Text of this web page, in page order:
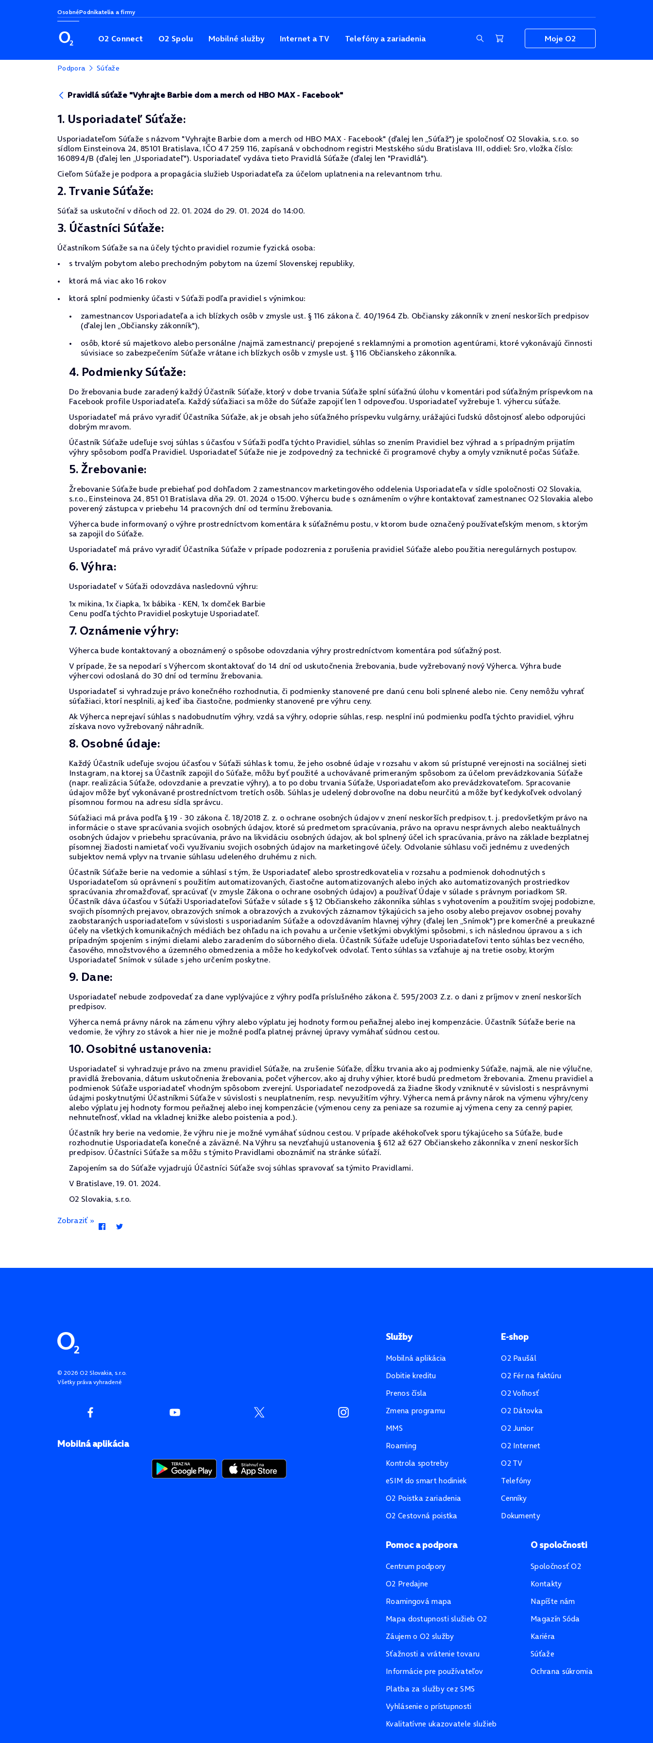
OsobnéPodnikatelia a firmy
O2 Connect O2 Spolu Mobilné služby Internet a TV Telefóny a zariadenia Moje O2
Podpora Súťaže
Pravidlá súťaže "Vyhrajte Barbie dom a merch od HBO MAX - Facebook"
1. Usporiadateľ Súťaže:
Usporiadateľom Súťaže s názvom "Vyhrajte Barbie dom a merch od HBO MAX - Facebook" (ďalej len „Súťaž") je spoločnosť O2 Slovakia, s.r.o. so
sídlom Einsteinova 24, 85101 Bratislava, IČO 47 259 116, zapísaná v obchodnom registri Mestského súdu Bratislava III, oddiel: Sro, vložka číslo:
160894/B (ďalej len „Usporiadateľ"). Usporiadateľ vydáva tieto Pravidlá Súťaže (ďalej len "Pravidlá").
Cieľom Súťaže je podpora a propagácia služieb Usporiadateľa za účelom uplatnenia na relevantnom trhu.
2. Trvanie Súťaže:
Súťaž sa uskutoční v dňoch od 22. 01. 2024 do 29. 01. 2024 do 14:00.
3. Účastníci Súťaže:
Účastníkom Súťaže sa na účely týchto pravidiel rozumie fyzická osoba:
s trvalým pobytom alebo prechodným pobytom na území Slovenskej republiky,
ktorá má viac ako 16 rokov
ktorá splní podmienky účasti v Súťaži podľa pravidiel s výnimkou:
zamestnancov Usporiadateľa a ich blízkych osôb v zmysle ust. § 116 zákona č. 40/1964 Zb. Občiansky zákonník v znení neskorších predpisov
(ďalej len „Občiansky zákonník"),
osôb, ktoré sú majetkovo alebo personálne /najmä zamestnanci/ prepojené s reklamnými a promotion agentúrami, ktoré vykonávajú činnosti
súvisiace so zabezpečením Súťaže vrátane ich blízkych osôb v zmysle ust. § 116 Občianskeho zákonníka.
4. Podmienky Súťaže:
Do žrebovania bude zaradený každý Účastník Súťaže, ktorý v dobe trvania Súťaže splní súťažnú úlohu v komentári pod súťažným príspevkom na
Facebook profile Usporiadateľa. Každý súťažiaci sa môže do Súťaže zapojiť len 1 odpoveďou. Usporiadateľ vyžrebuje 1. výhercu súťaže.
Usporiadateľ má právo vyradiť Účastníka Súťaže, ak je obsah jeho súťažného príspevku vulgárny, urážajúci ľudskú dôstojnosť alebo odporujúci
dobrým mravom.
Účastník Súťaže udeľuje svoj súhlas s účasťou v Súťaži podľa týchto Pravidiel, súhlas so znením Pravidiel bez výhrad a s prípadným prijatím
výhry spôsobom podľa Pravidiel. Usporiadateľ Súťaže nie je zodpovedný za technické či programové chyby a omyly vzniknuté počas Súťaže.
5. Žrebovanie:
Žrebovanie Súťaže bude prebiehať pod dohľadom 2 zamestnancov marketingového oddelenia Usporiadateľa v sídle spoločnosti O2 Slovakia,
s.r.o., Einsteinova 24, 851 01 Bratislava dňa 29. 01. 2024 o 15:00. Výhercu bude s oznámením o výhre kontaktovať zamestnanec O2 Slovakia alebo
poverený zástupca v priebehu 14 pracovných dní od termínu žrebovania.
Výherca bude informovaný o výhre prostredníctvom komentára k súťažnému postu, v ktorom bude označený používateľským menom, s ktorým
sa zapojil do Súťaže.
Usporiadateľ má právo vyradiť Účastníka Súťaže v prípade podozrenia z porušenia pravidiel Súťaže alebo použitia neregulárnych postupov.
6. Výhra:
Usporiadateľ v Súťaži odovzdáva nasledovnú výhru:
1x mikina, 1x čiapka, 1x bábika - KEN, 1x domček Barbie
Cenu podľa týchto Pravidiel poskytuje Usporiadateľ.
7. Oznámenie výhry:
Výherca bude kontaktovaný a oboznámený o spôsobe odovzdania výhry prostredníctvom komentára pod súťažný post.
V prípade, že sa nepodarí s Výhercom skontaktovať do 14 dní od uskutočnenia žrebovania, bude vyžrebovaný nový Výherca. Výhra bude
výhercovi odoslaná do 30 dní od termínu žrebovania.
Usporiadateľ si vyhradzuje právo konečného rozhodnutia, či podmienky stanovené pre danú cenu boli splnené alebo nie. Ceny nemôžu vyhrať
súťažiaci, ktorí nesplnili, aj keď iba čiastočne, podmienky stanovené pre výhru ceny.
Ak Výherca neprejaví súhlas s nadobudnutím výhry, vzdá sa výhry, odoprie súhlas, resp. nesplní inú podmienku podľa týchto pravidiel, výhru
získava novo vyžrebovaný náhradník.
8. Osobné údaje:
Každý Účastník udeľuje svojou účasťou v Súťaži súhlas k tomu, že jeho osobné údaje v rozsahu v akom sú prístupné verejnosti na sociálnej sieti
Instagram, na ktorej sa Účastník zapojil do Súťaže, môžu byť použité a uchovávané primeraným spôsobom za účelom prevádzkovania Súťaže
(napr. realizácia Súťaže, odovzdanie a prevzatie výhry), a to po dobu trvania Súťaže, Usporiadateľom ako prevádzkovateľom. Spracovanie
údajov môže byť vykonávané prostredníctvom tretích osôb. Súhlas je udelený dobrovoľne na dobu neurčitú a môže byť kedykoľvek odvolaný
písomnou formou na adresu sídla správcu.
Súťažiaci má práva podľa § 19 - 30 zákona č. 18/2018 Z. z. o ochrane osobných údajov v znení neskorších predpisov, t. j. predovšetkým právo na
informácie o stave spracúvania svojich osobných údajov, ktoré sú predmetom spracúvania, právo na opravu nesprávnych alebo neaktuálnych
osobných údajov v priebehu spracúvania, právo na likvidáciu osobných údajov, ak bol splnený účel ich spracúvania, právo na základe bezplatnej
písomnej žiadosti namietať voči využívaniu svojich osobných údajov na marketingové účely. Odvolanie súhlasu voči jednému z uvedených
subjektov nemá vplyv na trvanie súhlasu udeleného druhému z nich.
Účastník Súťaže berie na vedomie a súhlasí s tým, že Usporiadateľ alebo sprostredkovatelia v rozsahu a podmienok dohodnutých s
Usporiadateľom sú oprávnení s použitím automatizovaných, čiastočne automatizovaných alebo iných ako automatizovaných prostriedkov
spracúvania zhromažďovať, spracúvať (v zmysle Zákona o ochrane osobných údajov) a používať Údaje v súlade s právnym poriadkom SR.
Účastník dáva účasťou v Súťaži Usporiadateľovi Súťaže v súlade s § 12 Občianskeho zákonníka súhlas s vyhotovením a použitím svojej podobizne,
svojich písomných prejavov, obrazových snímok a obrazových a zvukových záznamov týkajúcich sa jeho osoby alebo prejavov osobnej povahy
zaobstaraných usporiadateľom v súvislosti s usporiadaním Súťaže a odovzdávaním hlavnej výhry (ďalej len „Snímok") pre komerčné a preukazné
účely na všetkých komunikačných médiách bez ohľadu na ich povahu a určenie všetkými obvyklými spôsobmi, s ich následnou úpravou a s ich
prípadným spojením s inými dielami alebo zaradením do súborného diela. Účastník Súťaže udeľuje Usporiadateľovi tento súhlas bez vecného,
časového, množstvového a územného obmedzenia a môže ho kedykoľvek odvolať. Tento súhlas sa vzťahuje aj na tretie osoby, ktorým
Usporiadateľ Snímok v súlade s jeho určením poskytne.
9. Dane:
Usporiadateľ nebude zodpovedať za dane vyplývajúce z výhry podľa príslušného zákona č. 595/2003 Z.z. o dani z príjmov v znení neskorších
predpisov.
Výherca nemá právny nárok na zámenu výhry alebo výplatu jej hodnoty formou peňažnej alebo inej kompenzácie. Účastník Súťaže berie na
vedomie, že výhry zo stávok a hier nie je možné podľa platnej právnej úpravy vymáhať súdnou cestou.
10. Osobitné ustanovenia:
Usporiadateľ si vyhradzuje právo na zmenu pravidiel Súťaže, na zrušenie Súťaže, dĺžku trvania ako aj podmienky Súťaže, najmä, ale nie výlučne,
pravidlá žrebovania, dátum uskutočnenia žrebovania, počet výhercov, ako aj druhy výhier, ktoré budú predmetom žrebovania. Zmenu pravidiel a
podmienok Súťaže usporiadateľ vhodným spôsobom zverejní. Usporiadateľ nezodpovedá za žiadne škody vzniknuté v súvislosti s nesprávnymi
údajmi poskytnutými Účastníkmi Súťaže v súvislosti s neuplatnením, resp. nevyužitím výhry. Výherca nemá právny nárok na výmenu výhry/ceny
alebo výplatu jej hodnoty formou peňažnej alebo inej kompenzácie (výmenou ceny za peniaze sa rozumie aj výmena ceny za cenný papier,
nehnuteľnosť, vklad na vkladnej knižke alebo poistenia a pod.).
Účastník hry berie na vedomie, že výhru nie je možné vymáhať súdnou cestou. V prípade akéhokoľvek sporu týkajúceho sa Súťaže, bude
rozhodnutie Usporiadateľa konečné a záväzné. Na Výhru sa nevzťahujú ustanovenia § 612 až 627 Občianskeho zákonníka v znení neskorších
predpisov. Účastníci Súťaže sa môžu s týmito Pravidlami oboznámiť na stránke súťaží.
Zapojením sa do Súťaže vyjadrujú Účastníci Súťaže svoj súhlas spravovať sa týmito Pravidlami.
V Bratislave, 19. 01. 2024.
O2 Slovakia, s.r.o.
Zobraziť »
Pätička stránky
© 2026 O2 Slovakia, s.r.o.
Všetky práva vyhradené
Mobilná aplikácia
Služby
Mobilná aplikácia
Dobitie kreditu
Prenos čísla
Zmena programu
MMS
Roaming
Kontrola spotreby
eSIM do smart hodiniek
O2 Poistka zariadenia
O2 Cestovná poistka
E-shop
O2 Paušál
O2 Fér na faktúru
O2 Voľnosť
O2 Dátovka
O2 Junior
O2 Internet
O2 TV
Telefóny
Cenníky
Dokumenty
Pomoc a podpora
Centrum podpory
O2 Predajne
Roamingová mapa
Mapa dostupnosti služieb O2
Záujem o O2 služby
Sťažnosti a vrátenie tovaru
Informácie pre používateľov
Platba za služby cez SMS
Vyhlásenie o prístupnosti
Kvalitatívne ukazovatele služieb
O spoločnosti
Spoločnosť O2
Kontakty
Napíšte nám
Magazín Sóda
Kariéra
Súťaže
Ochrana súkromia